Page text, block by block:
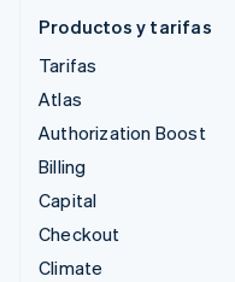
Productos y tarifas
Tarifas
Atlas
Authorization Boost
Billing
Capital
Checkout
Climate